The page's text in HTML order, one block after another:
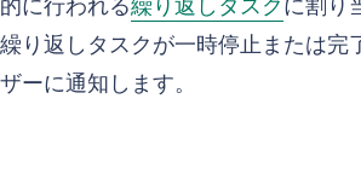
に行われる繰り返しタスクに割り
り返しタスクが一時停止または完
ーに通知します。